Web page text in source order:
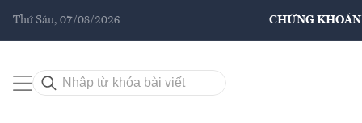
Thứ Sáu, 07/08/2026 CHỨNG KHOÁN